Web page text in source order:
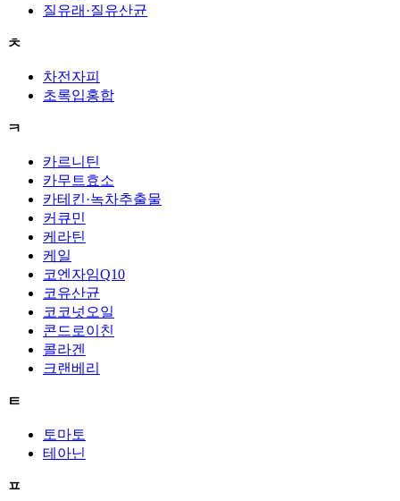
질유래·질유산균
ㅊ
차전자피
초록입홍합
ㅋ
카르니틴
카무트효소
카테킨·녹차추출물
커큐민
케라틴
케일
코엔자임Q10
코유산균
코코넛오일
콘드로이친
콜라겐
크랜베리
ㅌ
토마토
테아닌
ㅍ